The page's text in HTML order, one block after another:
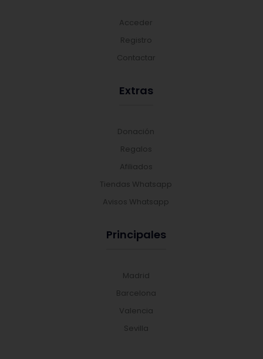
Acceder
Registro
Contactar
Extras
Donación
Regalos
Afiliados
Tiendas Whatsapp
Avisos Whatsapp
Principales
Madrid
Barcelona
Valencia
Sevilla